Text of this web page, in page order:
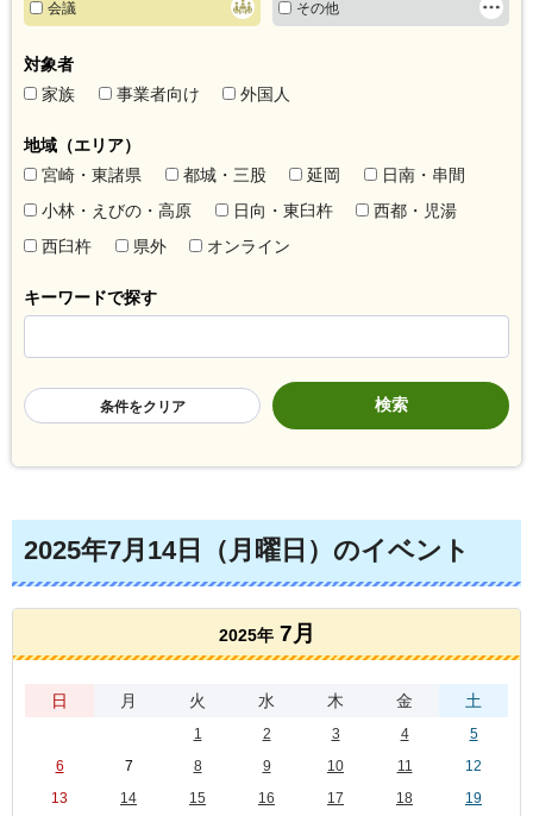
会議 その他
対象者
家族
事業者向け 外国人
地域（エリア）
宮崎・東諸県
都城・三股 延岡
日南・串間
小林・えびの・高原
日向・東臼杵
西都・児湯
西臼杵
県外 オンライン
キーワードで探す
条件をクリア
2025年7月14日（月曜日）のイベント
2025年 7月
日 月 火 水 木 金 土
1 2 3 4
5
6
7 8 9 10 11
12
13
14 15 16 17 18
19